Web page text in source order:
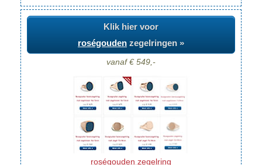
Klik hier voor
roségouden zegelringen »
vanaf € 549,-
roségouden zegelring